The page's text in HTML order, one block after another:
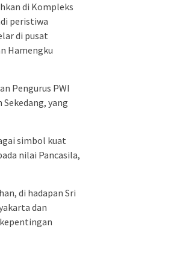
di Kompleks
peristiwa
di pusat
Hamengku
Pengurus PWI
yang
simbol kuat
nilai Pancasila,
di hadapan Sri
dan